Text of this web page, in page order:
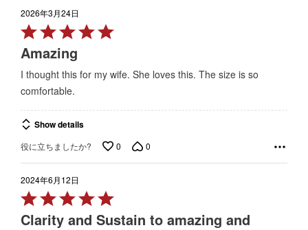
2026年3月24日
Rated
5
out
of
5
Amazing
I thought this for my wife. She loves this. The size is so
comfortable.
Show details
役に立ちましたか? 0 0
2024年6月12日
Rated
5
Clarity and Sustain to amazing and